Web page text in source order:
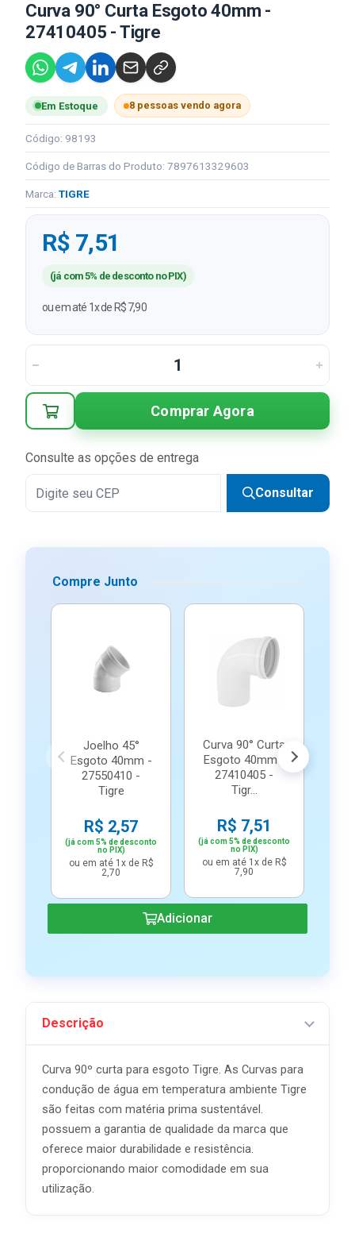
Curva 90° Curta Esgoto 40mm -
27410405 - Tigre
Em Estoque 8 pessoas vendo agora
Código: 98193
Código de Barras do Produto: 7897613329603
Marca: TIGRE
R$ 7,51
(já com 5% de desconto no PIX)
ou em até 1x de R$ 7,90
Comprar Agora
Consulte as opções de entrega
Consultar
Compre Junto
Joelho 45°
Esgoto 40mm -
27550410 -
Tigre
R$ 2,57
(já com 5% de desconto
no PIX)
ou em até 1x de R$
2,70
Curva 90° Curta
Esgoto 40mm -
27410405 -
Tigr...
R$ 7,51
(já com 5% de desconto
no PIX)
ou em até 1x de R$
7,90
Adicionar
Descrição
Curva 90º curta para esgoto Tigre. As Curvas para
condução de água em temperatura ambiente Tigre
são feitas com matéria prima sustentável.
possuem a garantia de qualidade da marca que
oferece maior durabilidade e resistência.
proporcionando maior comodidade em sua
utilização.